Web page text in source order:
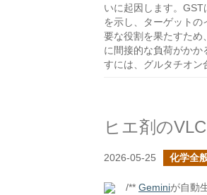
いに起因します。
を示し、ターゲット
要な役割を果たすため
に間接的な負荷がか
すには、グルタチオン
ヒエ剤の
2026-05-25 化学全
/** Geminiが自動